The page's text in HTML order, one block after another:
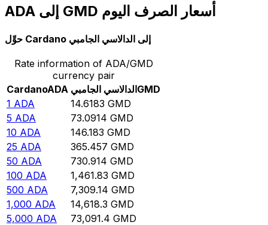
ADA إلى GMD أسعار الصرف اليوم
حوِّل Cardano إلى الدالاسي الجامبي
Rate information of ADA/GMD
currency pair
CardanoADA الدالاسي الجامبيGMD
1 ADA 14.6183 GMD
5 ADA 73.0914 GMD
10 ADA 146.183 GMD
25 ADA 365.457 GMD
50 ADA 730.914 GMD
100 ADA 1,461.83 GMD
500 ADA 7,309.14 GMD
1,000 ADA 14,618.3 GMD
5,000 ADA 73,091.4 GMD